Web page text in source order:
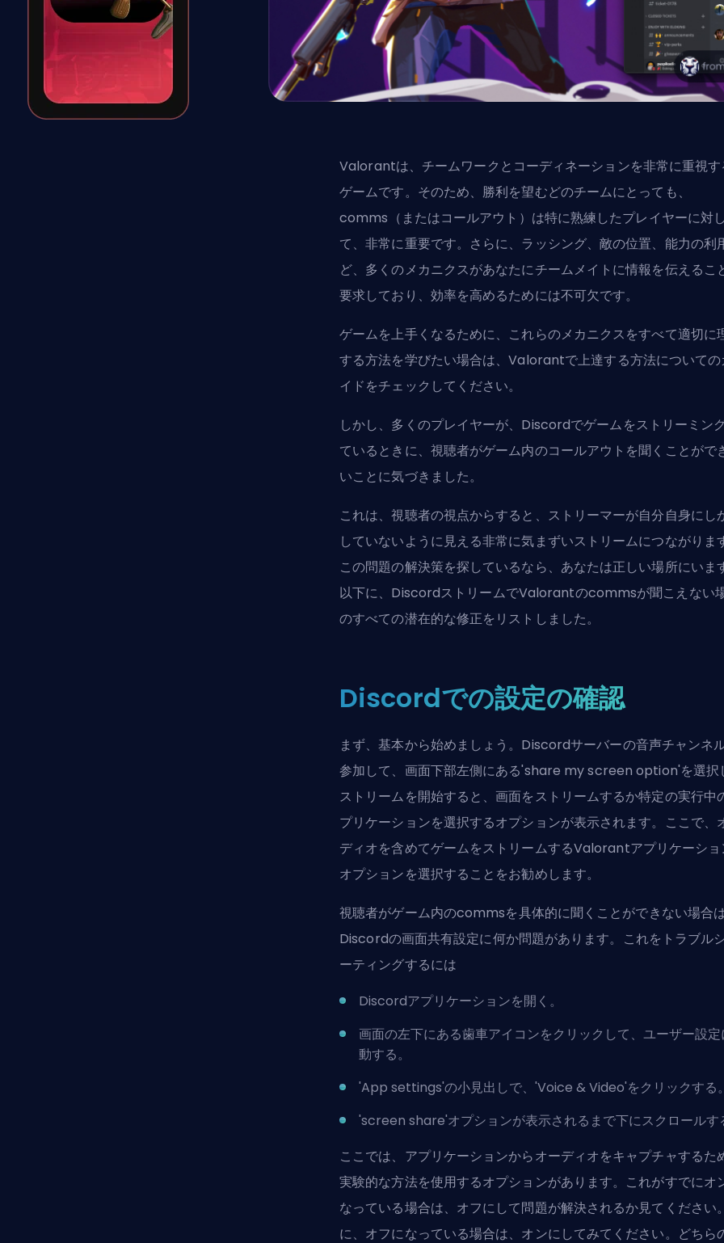
Valorantは、チームワークとコーディネーションを非常に重視す
ゲームです。そのため、勝利を望むどのチームにとっても、
comms（またはコールアウト）は特に熟練したプレイヤーに対し
て、非常に重要です。さらに、ラッシング、敵の位置、能力の利
ど、多くのメカニクスがあなたにチームメイトに情報を伝えるこ
要求しており、効率を高めるためには不可欠です。
ゲームを上手くなるために、これらのメカニクスをすべて適切に
する方法を学びたい場合は、Valorantで上達する方法について
イドをチェックしてください。
しかし、多くのプレイヤーが、Discordでゲームをストリーミン
ているときに、視聴者がゲーム内のコールアウトを聞くことがで
いことに気づきました。
これは、視聴者の視点からすると、ストリーマーが自分自身にし
していないように見える非常に気まずいストリームにつながりま
この問題の解決策を探しているなら、あなたは正しい場所にいま
以下に、DiscordストリームでValorantのcommsが聞こえない
のすべての潜在的な修正をリストしました。
Discordでの設定の確認
まず、基本から始めましょう。Discordサーバーの音声チャンネ
参加して、画面下部左側にある'share my screen option'を選択
ストリームを開始すると、画面をストリームするか特定の実行中
プリケーションを選択するオプションが表示されます。ここで、
ディオを含めてゲームをストリームするValorantアプリケーショ
オプションを選択することをお勧めします。
視聴者がゲーム内のcommsを具体的に聞くことができない場合は
Discordの画面共有設定に何か問題があります。これをトラブル
ーティングするには
Discordアプリケーションを開く。
画面の左下にある歯車アイコンをクリックして、ユーザー設定
動する。
'App settings'の小見出しで、'Voice & Video'をクリックする。
'screen share'オプションが表示されるまで下にスクロールす
ここでは、アプリケーションからオーディオをキャプチャするた
実験的な方法を使用するオプションがあります。これがすでにオ
なっている場合は、オフにして問題が解決されるか見てください
に、オフになっている場合は、オンにしてみてください。どちら